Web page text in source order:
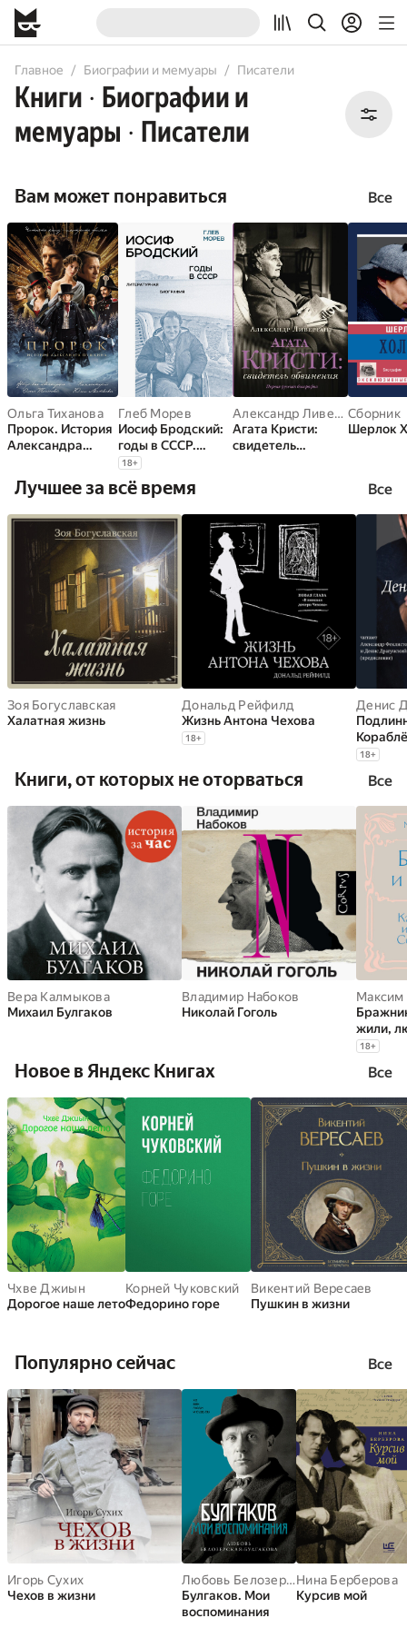
Главное Биографии и мемуары Писатели
AllBooksAudiobooksComicbooks
Книги • Биографии и
мемуары • Писатели
Вам может понравиться Все
Ольга Тиханова
Пророк. История
Александра
Глеб Морев
Иосиф Бродский:
годы в СССР.
Литературная
биография
18+
Александр Ливергант
Агата Кристи:
свидетель
Cборник
Шерлок
Лучшее за всё время Все
Зоя Богуславская
Халатная жизнь
Дональд Рейфилд
Жизнь Антона Чехова
18+
Денис
18+
Книги, от которых не оторваться Все
Вера Калмыкова
Михаил Булгаков
Владимир Набоков
Николай Гоголь
Максим
жили,
поэты
18+
Новое в Яндекс Книгах Все
Чхве Джиын
Дорогое наше лето
Корней Чуковский
Федорино горе
Викентий Вересаев
Пушкин в жизни
Популярно сейчас Все
Игорь Сухих
Чехов в жизни
Любовь Белозерская-Булгакова
Булгаков. Мои
воспоминания
Нина Берберова
Курсив мой